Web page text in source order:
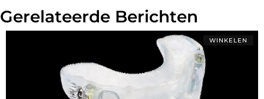
Gerelateerde Berichten
WINKELEN